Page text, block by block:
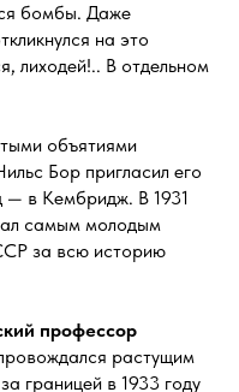
бомбы. Даже
на это
лиходей!.. В отдельном
объятиями
Бор пригласил его
— в Кембридж. В 1931
самым молодым
за всю историю
профессор
растущим
границей в 1933 году